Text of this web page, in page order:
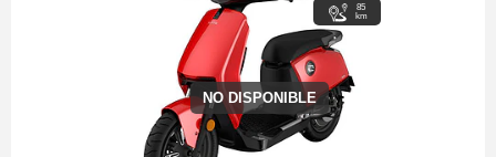
NO DISPONIBLE
85
km